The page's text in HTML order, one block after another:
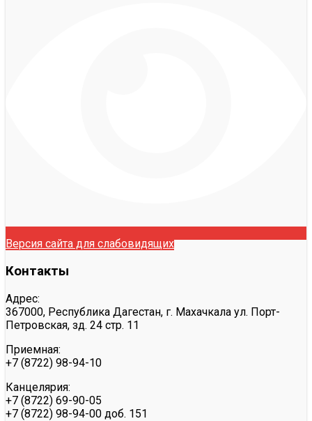
Версия сайта для слабовидящих
Контакты
Адрес:
367000, Республика Дагестан, г. Махачкала ул. Порт-
Петровская, зд. 24 стр. 11
Приемная:
+7 (8722) 98-94-10
Канцелярия:
+7 (8722) 69-90-05
+7 (8722) 98-94-00 доб. 151